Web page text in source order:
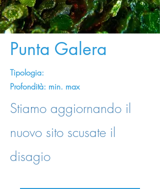
Punta Galera
Tipologia:
Profondità: min. max
Stiamo aggiornando il
nuovo sito scusate il
disagio